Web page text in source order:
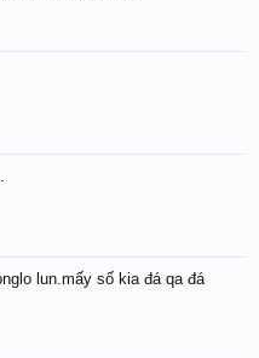
lun.mấy số kia đá qa đá